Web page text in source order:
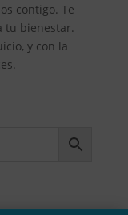
contigo. Te
tu bienestar.
y con la